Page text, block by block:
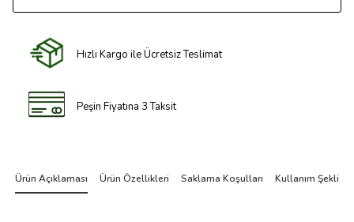
Hızlı Kargo ile Ücretsiz Teslimat
Peşin Fiyatına 3 Taksit
Ürün Açıklaması Ürün Özellikleri Saklama Koşulları Kullanım Şekli